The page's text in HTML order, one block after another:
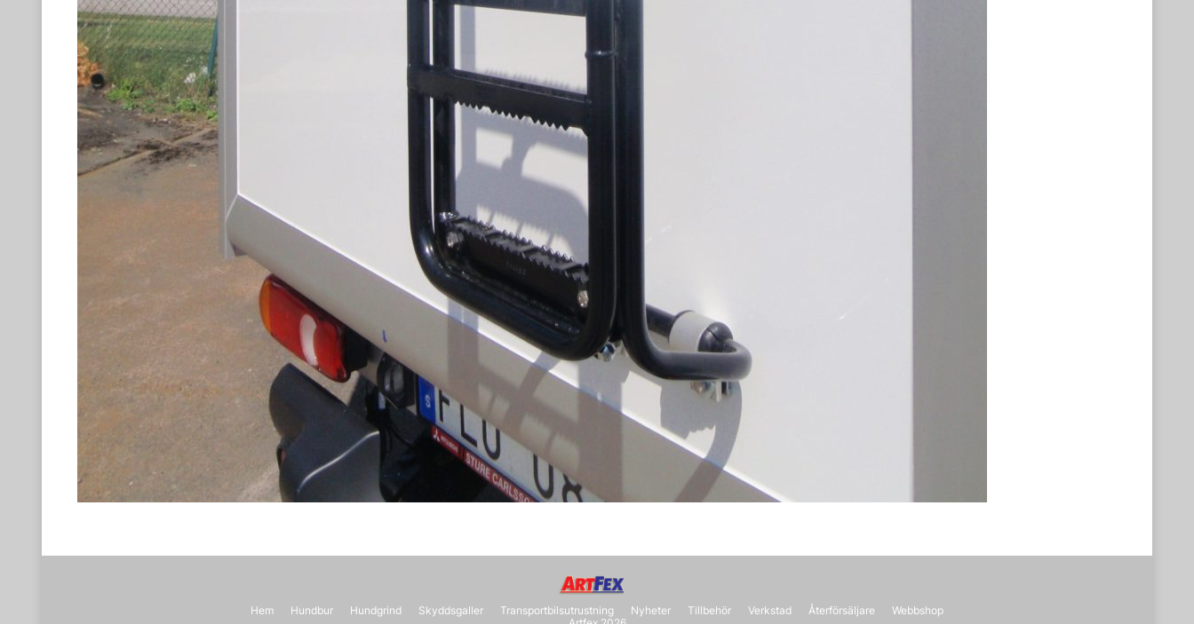
Hem Hundbur Hundgrind Skyddsgaller Transportbilsutrustning Nyheter Tillbehör Verkstad Återförsäljare
Webbshop